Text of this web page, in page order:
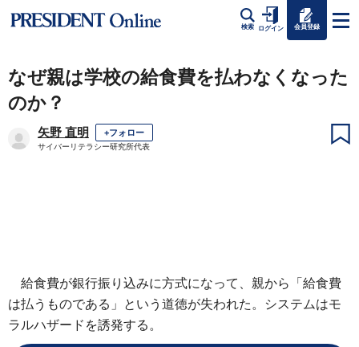
検索 ログイン 会員登録
なぜ親は学校の給食費を払わなくなった
のか？
矢野 直明 +フォロー
サイバーリテラシー研究所代表
給食費が銀行振り込みに方式になって、親から「給食費
は払うものである」という道徳が失われた。システムはモ
ラルハザードを誘発する。